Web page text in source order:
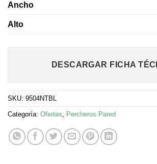
Ancho
Alto
DESCARGAR FICHA
SKU: 9504NTBL
Categoría: Ofertas Percheros Pared